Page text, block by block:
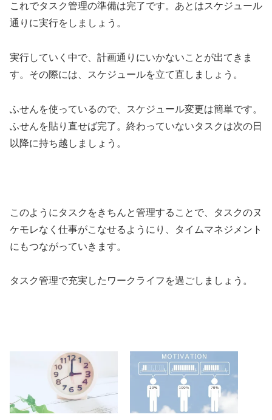
これでタスク管理の準備は完了です。あとはスケジュール
通りに実行をしましょう。
実行していく中で、計画通りにいかないことが出てきま
す。その際には、スケジュールを立て直しましょう。
ふせんを使っているので、スケジュール変更は簡単です。
ふせんを貼り直せば完了。終わっていないタスクは次の日
以降に持ち越しましょう。
このようにタスクをきちんと管理することで、タスクのヌ
ケモレなく仕事がこなせるようにり、タイムマネジメント
にもつながっていきます。
タスク管理で充実したワークライフを過ごしましょう。